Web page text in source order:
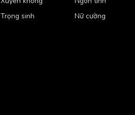
Trọng sinh
Nữ cường